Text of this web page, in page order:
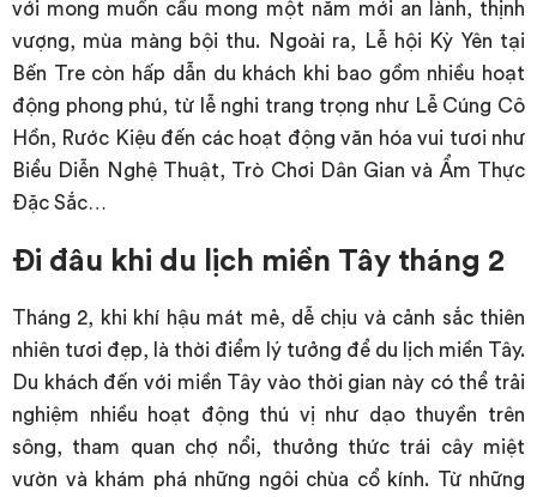
với mong muốn cầu mong một năm mới an lành, thịnh
vượng, mùa màng bội thu. Ngoài ra, Lễ hội Kỳ Yên tại
Bến Tre còn hấp dẫn du khách khi bao gồm nhiều hoạt
động phong phú, từ lễ nghi trang trọng như Lễ Cúng Cô
Hồn, Rước Kiệu đến các hoạt động văn hóa vui tươi như
Biểu Diễn Nghệ Thuật, Trò Chơi Dân Gian và Ẩm Thực
Đặc Sắc…
Đi đâu khi du lịch miền Tây tháng 2
Tháng 2, khi khí hậu mát mẻ, dễ chịu và cảnh sắc thiên
nhiên tươi đẹp, là thời điểm lý tưởng để du lịch miền Tây.
Du khách đến với miền Tây vào thời gian này có thể trải
nghiệm nhiều hoạt động thú vị như dạo thuyền trên
sông, tham quan chợ nổi, thưởng thức trái cây miệt
vườn và khám phá những ngôi chùa cổ kính. Từ những